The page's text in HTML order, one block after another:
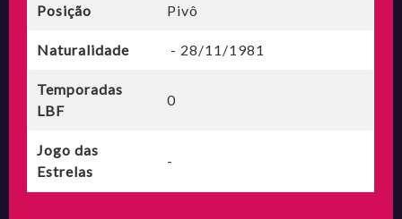
Posição Pivô
Naturalidade - 28/11/1981
Temporadas
LBF
0
Jogo das
Estrelas
-